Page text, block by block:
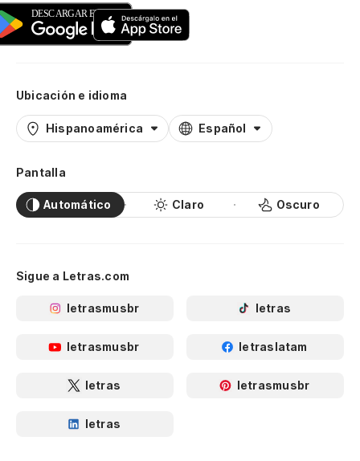
Ubicación e idioma
Hispanoamérica Español
Pantalla
Automático Claro Oscuro
Sigue a Letras.com
letrasmusbr letras
letrasmusbr letraslatam
letras letrasmusbr
letras